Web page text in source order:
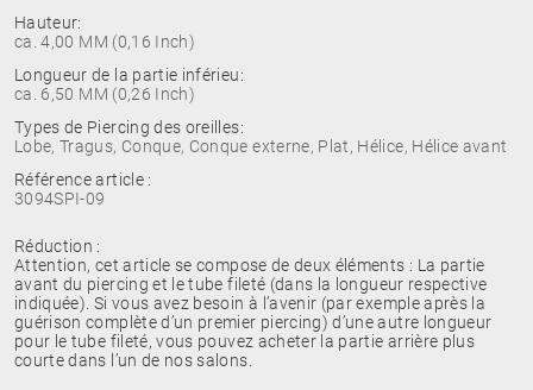
Hauteur:
ca. 4,00 MM (0,16 Inch)
Longueur de la partie inférieu:
ca. 6,50 MM (0,26 Inch)
Types de Piercing des oreilles:
Lobe, Tragus, Conque, Conque externe, Plat, Hélice, Hélice avant
Référence article :
3094SPI-09
Réduction :
Attention, cet article se compose de deux éléments : La partie
avant du piercing et le tube fileté (dans la longueur respective
indiquée). Si vous avez besoin à l’avenir (par exemple après la
guérison complète d’un premier piercing) d’une autre longueur
pour le tube fileté, vous pouvez acheter la partie arrière plus
courte dans l’un de nos salons.